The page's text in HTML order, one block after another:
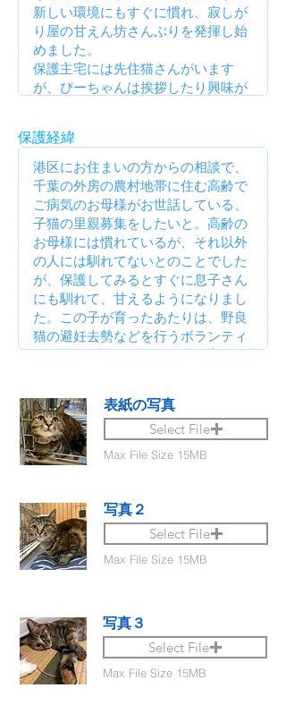
保護経緯
表紙の写真
Select File
Max File Size 15MB
写真２
Select File
Max File Size 15MB
写真３
Select File
Max File Size 15MB